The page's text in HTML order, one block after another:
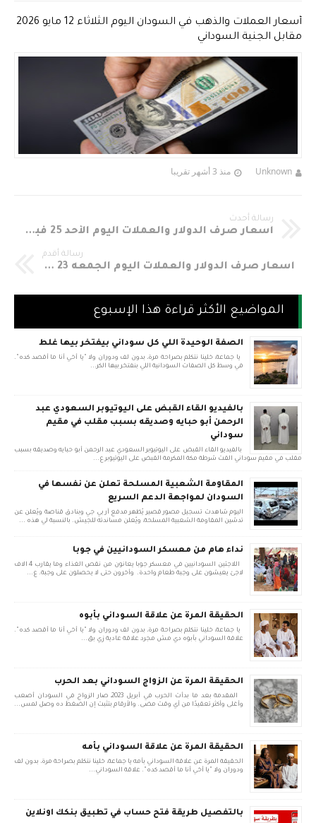
أسعار العملات والذهب في السودان اليوم الثلاثاء 12 مايو 2026
مقابل الجنية السوداني
Unknown منذ 3 أشهر تقريبا
رسالة أحدث
أسعار صرف الدولار والعملات اليوم الأحد 25 فبراير 2018 في السوق الموازي مقابل الجنيه السوداني Sudania 23 Currency Exchange Rates In Sudan
رسالة أقدم
أسعار صرف الدولار والعملات اليوم الجمعه 23 فبراير 2018 في السوق الموازي مقابل الجنيه السوداني Sudania 23 Currency Exchange Rates In Sudan
المواضيع الأكثر قراءة هذا الإسبوع
الصفة الوحيدة اللي كل سوداني بيفتخر بيها غلط
يا جماعة، خلينا نتكلم بصراحة مرة، بدون لف ودوران ولا "يا أخي أنا ما أقصد كده".
في وسط كل الصفات السودانية اللي بنفتخر بيها الكر...
بالفيديو القاء القبض على اليوتيوبر السعودي عبد
الرحمن أبو حبايه وصديقه بسبب مقلب في مقيم
سوداني
بالفيديو القاء القبض على اليوتيوبر السعودي عبد الرحمن أبو حبايه وصديقه بسبب
مقلب في مقيم سوداني القت شرطة مكة المكرمة القبض على اليوتيوبر ع...
المقاومة الشعبية المسلحة تعلن عن نفسها في
السودان لمواجهة الدعم السريع
اليوم شاهدت تسجيل مصور قصير يُظهر مدفع آر بي جي وبنادق قناصة ويُعلن عن
تدشين المقاومة الشعبية المسلحة، ويُعلن مساندته للجيش. بالنسبة لي هذه ...
نداء هام من معسكر السودانيين في جوبا
اللاجئين السودانيين في معسكر جوبا يعانون من نقص الغذاء وما يقارب 4 الاف
لاجئ يعيشون على وجبة طعام واحدة. وأخرون حتى لا يحصلون على وجبة. ع...
الحقيقة المرة عن علاقة السوداني بأبوه
يا جماعة، خلينا نتكلم بصراحة مرة، بدون لف ودوران ولا "يا أخي أنا ما أقصد كده".
علاقة السوداني بأبوه دي مش مجرد علاقة عادية زي بق...
الحقيقة المرة عن الزواج السوداني بعد الحرب
المقدمة بعد ما بدأت الحرب في أبريل 2023، صار الزواج في السودان أصعب
وأغلى وأكثر تعقيدًا من أي وقت مضى. والأرقام بتثبت إن الضغط ده وصل لمس...
الحقيقة المرة عن علاقة السوداني بأمه
الحقيقة المرة عن علاقة السوداني بأمه يا جماعة، خلينا نتكلم بصراحة مرة، بدون لف
ودوران ولا "يا أخي أنا ما أقصد كده". علاقة السوداني...
بالتفصيل طريقة فتح حساب في تطبيق بنكك اونلاين